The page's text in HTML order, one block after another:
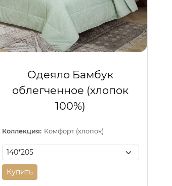
Одеяло Бамбук
облегченное (хлопок
100%)
Коллекция: Комфорт (хлопок)
Купить